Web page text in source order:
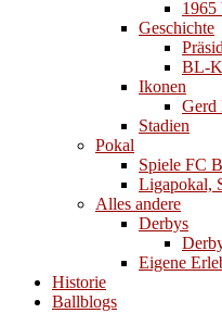
1965
Geschichte
BL-
Ikonen
Gerd
Stadien
Pokal
Spiele FC
Ligapokal,
Alles andere
Derbys
Eigene
Historie
Ballblogs